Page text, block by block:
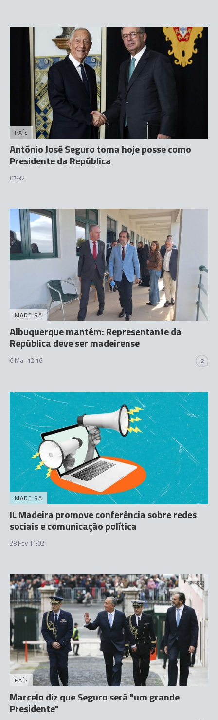
PAÍS
António José Seguro toma hoje posse como
Presidente da República
07:32
MADEIRA
Albuquerque mantém: Representante da
República deve ser madeirense
6 Mar 12:16 2
MADEIRA
IL Madeira promove conferência sobre redes
sociais e comunicação política
28 Fev 11:02
PAÍS
Marcelo diz que Seguro será "um grande
Presidente"